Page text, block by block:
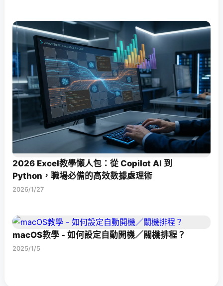
2026 Excel教學懶人包：從 Copilot AI 到
Python，職場必備的高效數據處理術
2026/1/27
macOS教學 - 如何設定自動開機／關機排程？
2025/1/5